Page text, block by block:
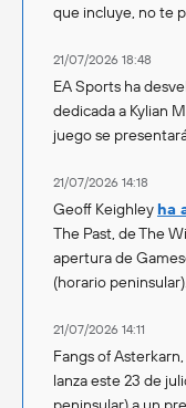
que incluye, no te
21/07/2026 18:48
EA Sports ha
dedicada a Kylian
juego se
21/07/2026 14:18
Geoff Keighley ha
The Past, de The
apertura de
(horario peninsular).
21/07/2026 14:11
Fangs of
lanza este 23 de